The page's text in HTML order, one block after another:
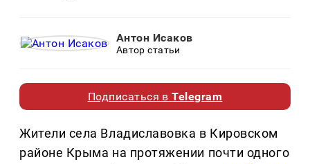
Антон Исаков
Автор статьи
Подписаться вTelegram
Жители села Владиславовка в Кировском
районе Крыма на протяжении почти одного